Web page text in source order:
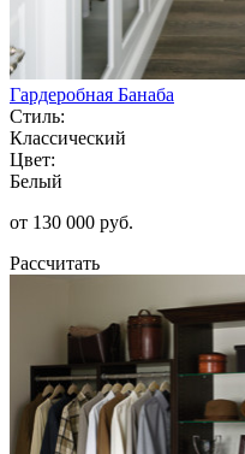
Гардеробная Банаба
Стиль:
Классический
Цвет:
Белый
от 130 000 руб.
Рассчитать